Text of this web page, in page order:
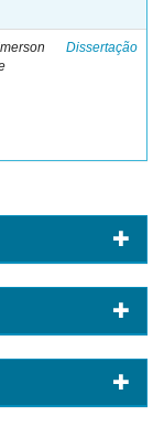
Dissertação